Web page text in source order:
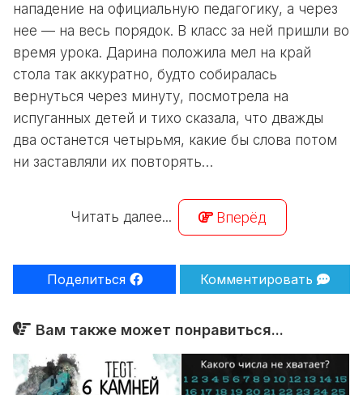
нападение на официальную педагогику, а через
нее — на весь порядок. В класс за ней пришли во
время урока. Дарина положила мел на край
стола так аккуратно, будто собиралась
вернуться через минуту, посмотрела на
испуганных детей и тихо сказала, что дважды
два останется четырьмя, какие бы слова потом
ни заставляли их повторять…
Читать далее... Вперёд
Поделиться Комментировать
Вам также может понравиться...